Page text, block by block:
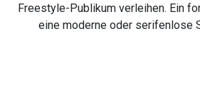
Freestyle-Publikum verleihen. Ein
eine moderne oder serifenlose